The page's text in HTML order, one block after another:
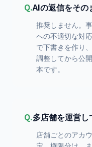
Q.AIの返信をその
推奨しません。
への不適切な対
で下書きを作り
調整してから公
本です。
Q.多店舗を運営
店舗ごとのアカ